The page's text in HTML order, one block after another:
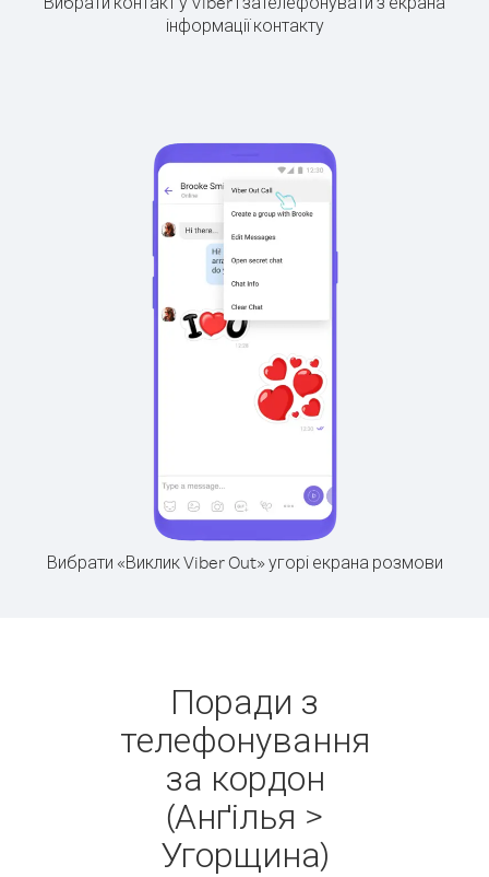
інформації контакту
Вибрати «Виклик Viber Out» угорі екрана розмови
Поради з
телефонування
за кордон
(Анґілья >
Угорщина)